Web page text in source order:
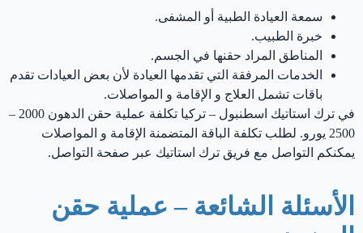
سمعة العيادة الطبية أو المشفى.
خبرة الطبيب.
المناطق المراد حقنها في الجسم.
الخدمات المرفقة التي تقدمها العيادة لأن بعض العيادات تقدم
باقات تشمل العلاج و الإقامة و المواصلات.
في ترك استاتيك اسطنبول – تركيا ‏تكلفة عملية حقن الدهون 2000 –
2500 يورو. لطلب تكلفة الباقة المتضمنة الإقامة و المواصلات
يمكنكم التواصل مع فريق ترك استاتيك عبر صفحة التواصل.
الأسئلة الشائعة – عملية حقن